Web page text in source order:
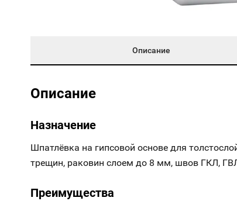
Описание
Описание
Назначение
Шпатлёвка на гипсовой основе для
трещин, раковин слоем до 8 мм, швов ГКЛ,
Преимущества